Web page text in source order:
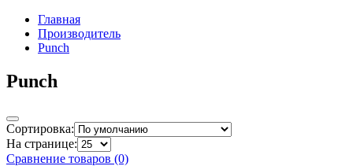
Главная
Производитель
Punch
Punch
Сортировка:
На странице:
Сравнение товаров (0)